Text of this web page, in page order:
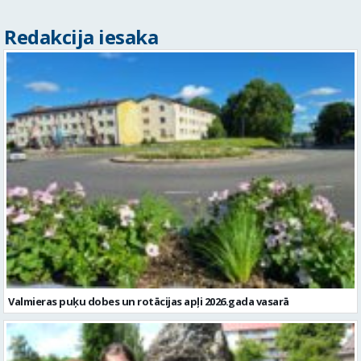
Redakcija iesaka
Valmieras puķu dobes un rotācijas apļi 2026.gada vasarā